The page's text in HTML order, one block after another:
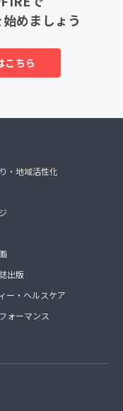
めましょう
こちら
・地域活性化
出版
ー・ヘルスケア
ォーマンス